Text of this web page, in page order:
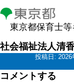
東京都保育士
社会福祉法人清
投稿日: 2026
コメントする